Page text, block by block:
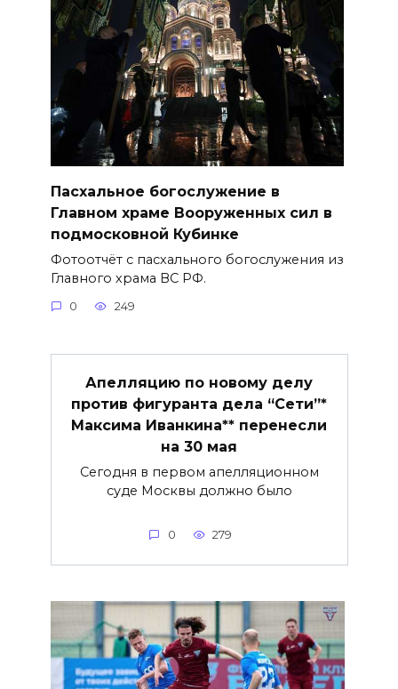
Пасхальное богослужение в
Главном храме Вооруженных сил в
подмосковной Кубинке
Фотоотчёт с пасхального богослужения из
Главного храма ВС РФ.
0 249
Апелляцию по новому делу
против фигуранта дела “Сети”*
Максима Иванкина** перенесли
на 30 мая
Сегодня в первом апелляционном
суде Москвы должно было
0 279